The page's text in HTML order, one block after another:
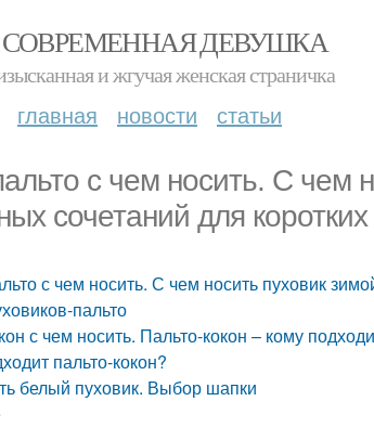
СОВРЕМЕННАЯ ДЕВУШКА
и жгучая женская страничка
главная новости статьи
с чем носить. С чем
сочетаний для
с чем носить. С чем носить пуховик
пальто
с чем носить. Пальто-кокон – кому
пальто-кокон?
белый пуховик. Выбор шапки